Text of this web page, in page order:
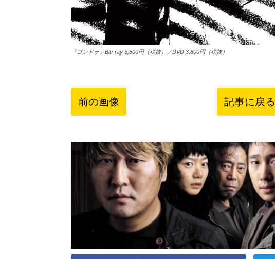
『ゴンドラ』Blu-ray 5,800円（税抜）／DVD 3,800円（税抜）
前の画像 記事に戻る